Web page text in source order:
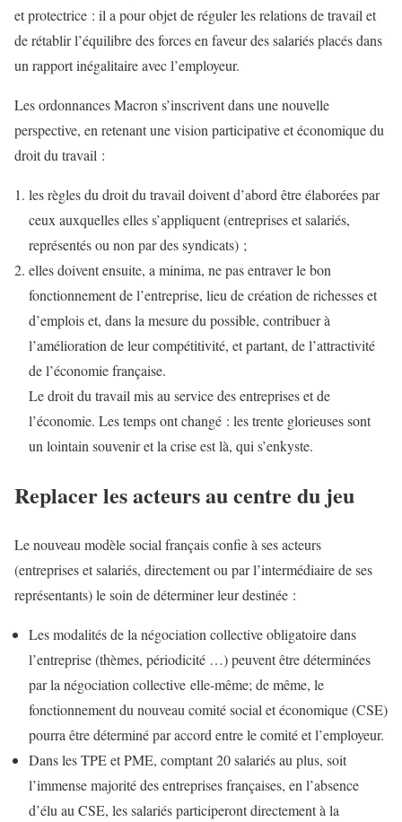
et protectrice : il a pour objet de réguler les relations de travail et
de rétablir l’équilibre des forces en faveur des salariés placés dans
un rapport inégalitaire avec l’employeur.
Les ordonnances Macron s’inscrivent dans une nouvelle
perspective, en retenant une vision participative et économique du
droit du travail :
les règles du droit du travail doivent d’abord être élaborées par
ceux auxquelles elles s’appliquent (entreprises et salariés,
représentés ou non par des syndicats) ;
elles doivent ensuite, a minima, ne pas entraver le bon
fonctionnement de l’entreprise, lieu de création de richesses et
d’emplois et, dans la mesure du possible, contribuer à
l’amélioration de leur compétitivité, et partant, de l’attractivité
de l’économie française.
Le droit du travail mis au service des entreprises et de
l’économie. Les temps ont changé : les trente glorieuses sont
un lointain souvenir et la crise est là, qui s’enkyste.
Replacer les acteurs au centre du jeu
Le nouveau modèle social français confie à ses acteurs
(entreprises et salariés, directement ou par l’intermédiaire de ses
représentants) le soin de déterminer leur destinée :
Les modalités de la négociation collective obligatoire dans
l’entreprise (thèmes, périodicité …) peuvent être déterminées
par la négociation collective elle-même; de même, le
fonctionnement du nouveau comité social et économique (CSE)
pourra être déterminé par accord entre le comité et l’employeur.
Dans les TPE et PME, comptant 20 salariés au plus, soit
l’immense majorité des entreprises françaises, en l’absence
d’élu au CSE, les salariés participeront directement à la